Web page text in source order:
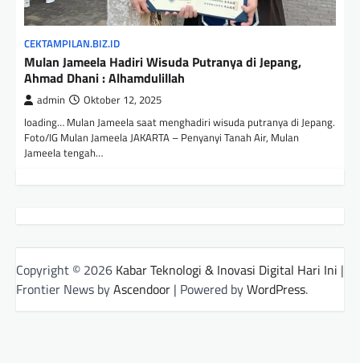
CEKTAMPILAN.BIZ.ID
Mulan Jameela Hadiri Wisuda Putranya di Jepang,
Ahmad Dhani : Alhamdulillah
admin Oktober 12, 2025
loading… Mulan Jameela saat menghadiri wisuda putranya di Jepang.
Foto/IG Mulan Jameela JAKARTA – Penyanyi Tanah Air, Mulan
Jameela tengah…
Copyright © 2026 Kabar Teknologi & Inovasi Digital Hari Ini |
Frontier News byAscendoor | Powered byWordPress.